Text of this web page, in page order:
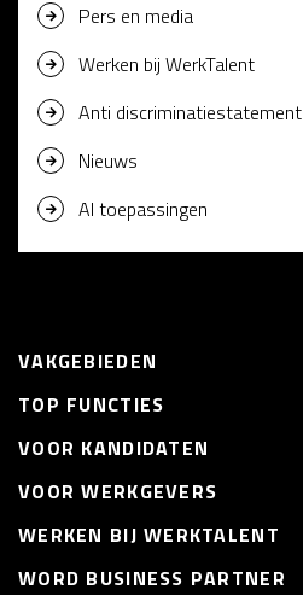
Pers en media
Werken bij WerkTalent
Anti discriminatiestatement
Nieuws
AI toepassingen
VAKGEBIEDEN
TOP FUNCTIES
VOOR KANDIDATEN
VOOR WERKGEVERS
WERKEN BIJ WERKTALENT
WORD BUSINESS PARTNER